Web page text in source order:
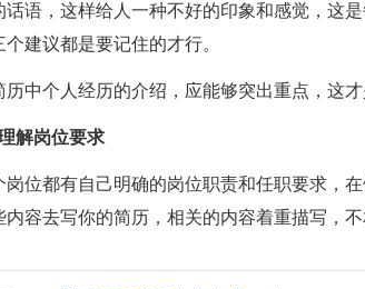
话语，这样给人一种不好的印象和感觉，这
建议都是要记住的才行。
历中个人经历的介绍，应能够突出重点，这
解岗位要求
岗位都有自己明确的岗位职责和任职要求，
内容去写你的简历，相关的内容着重描写，